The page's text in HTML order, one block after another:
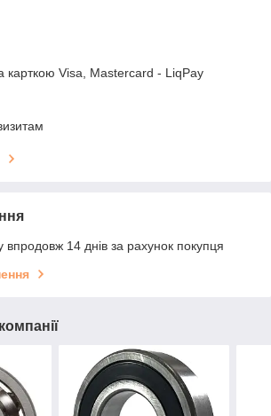
карткою Visa, Mastercard - LiqPay
14 днів за рахунок покупця